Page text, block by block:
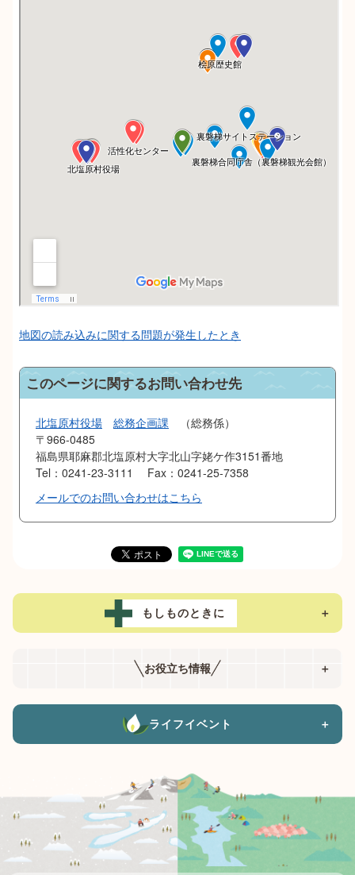
地図の読み込みに関する問題が発生したとき
このページに関するお問い合わせ先
北塩原村役場 総務企画課
総務係
〒966-0485
福島県耶麻郡北塩原村大字北山字姥ケ作3151番地
Tel：0241-23-3111
Fax：0241-25-7358
メールでのお問い合わせはこちら
もしものときに ＋
お役立ち情報 ＋
ライフイベント ＋